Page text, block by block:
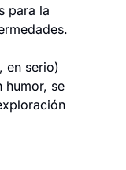
para la
en serio)
humor, se